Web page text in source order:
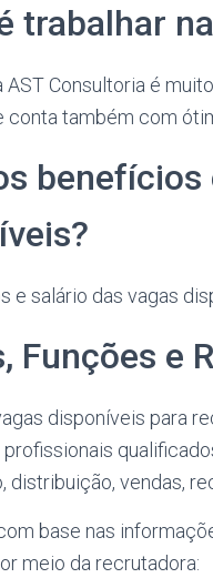
trabalhar
AST Consultoria é
conta também com
e salário das vagas
Funções e
disponíveis para
profissionais
distribuição, vendas,
base nas
meio da recrutadora: